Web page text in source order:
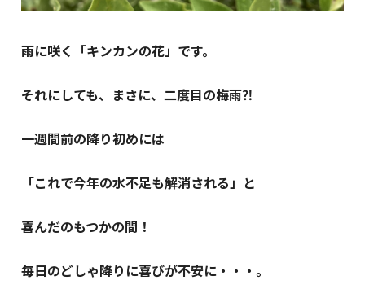
雨に咲く「キンカンの花」です。
それにしても、まさに、二度目の梅雨⁈
一週間前の降り初めには
「これで今年の水不足も解消される」と
喜んだのもつかの間！
毎日のどしゃ降りに喜びが不安に・・・。